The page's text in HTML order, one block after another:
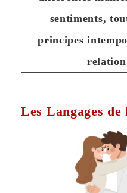
sentiments,
principes
relation
Les Langages de